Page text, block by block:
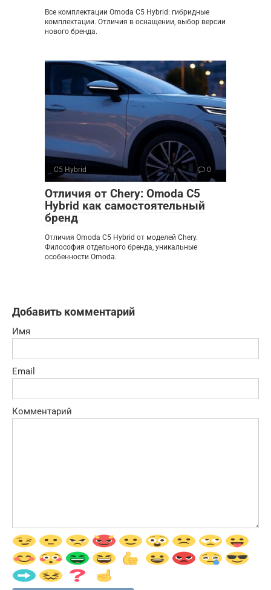
Все комплектации Omoda C5 Hybrid: гибридные
комплектации. Отличия в оснащении, выбор версии
нового бренда.
C5 Hybrid 0
Отличия от Chery: Omoda C5
Hybrid как самостоятельный
бренд
Отличия Omoda C5 Hybrid от моделей Chery.
Философия отдельного бренда, уникальные
особенности Omoda.
Добавить комментарий
Имя
Email
Комментарий